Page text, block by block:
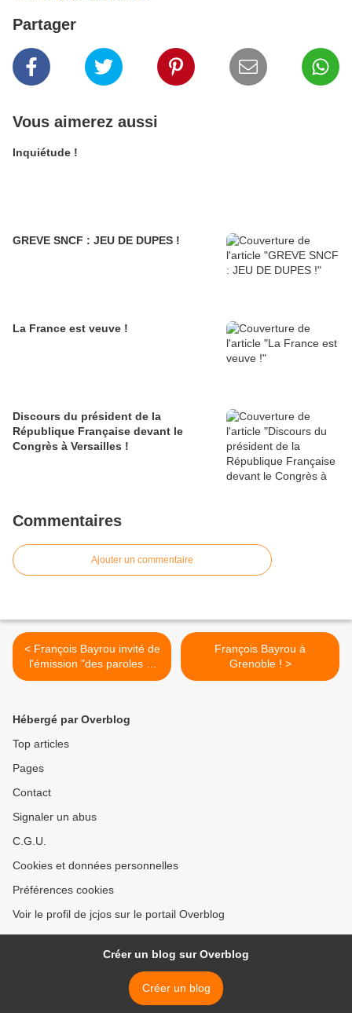
Partager
Vous aimerez aussi
Inquiétude !
GREVE SNCF : JEU DE DUPES !
La France est veuve !
Discours du président de la
République Française devant le
Congrès à Versailles !
Commentaires
Ajouter un commentaire
< François Bayrou invité de
l'émission "des paroles et
des actes"
François Bayrou à
Grenoble ! >
Hébergé par Overblog
Top articles
Pages
Contact
Signaler un abus
C.G.U.
Cookies et données personnelles
Préférences cookies
Voir le profil de jcjos sur le portail Overblog
Créer un blog sur Overblog
Créer un blog